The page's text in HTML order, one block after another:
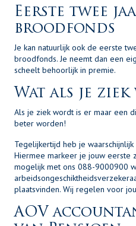
Eerste twee
broodfonds
Je kan natuurlijk ook de eerste
broodfonds. Je neemt dan een
scheelt behoorlijk in premie.
Wat als je
Als je ziek wordt is er maar een
beter worden!
Tegelijkertijd heb je
Hiermee markeer je jouw eerste
mogelijk met ons 088-9000900
plaatsvinden. Wij regelen voor
AOV